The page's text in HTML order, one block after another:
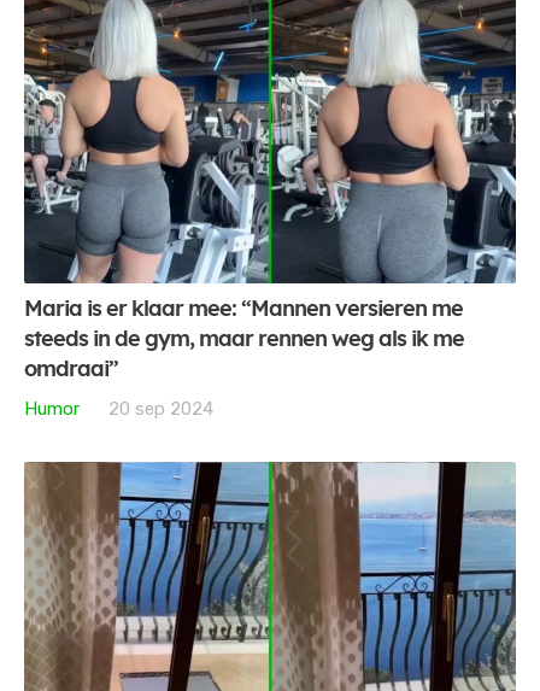
Maria is er klaar mee: “Mannen versieren me
steeds in de gym, maar rennen weg als ik me
omdraai”
Humor
20 sep 2024